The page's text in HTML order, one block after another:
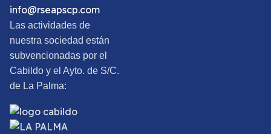
info@rseapscp.com
Las actividades de
nuestra sociedad están
subvencionadas por el
Cabildo y el Ayto. de S/C.
de La Palma: